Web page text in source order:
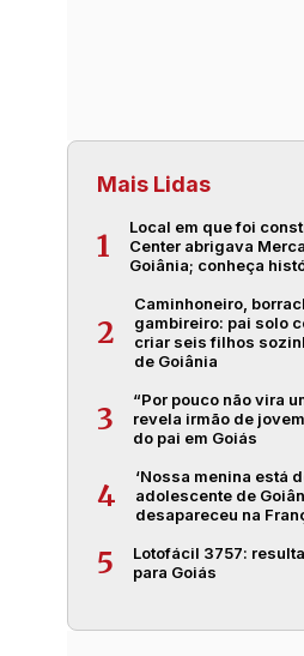
Mais Lidas
1
Local em que foi
Center abrigava
Goiânia; conheça
2
Caminhoneiro,
gambireiro: pai solo
criar seis filhos
de Goiânia
3
“Por pouco não vira
revela irmão de
do pai em Goiás
4
‘Nossa menina está
adolescente de
desapareceu na
5
Lotofácil 3757:
para Goiás